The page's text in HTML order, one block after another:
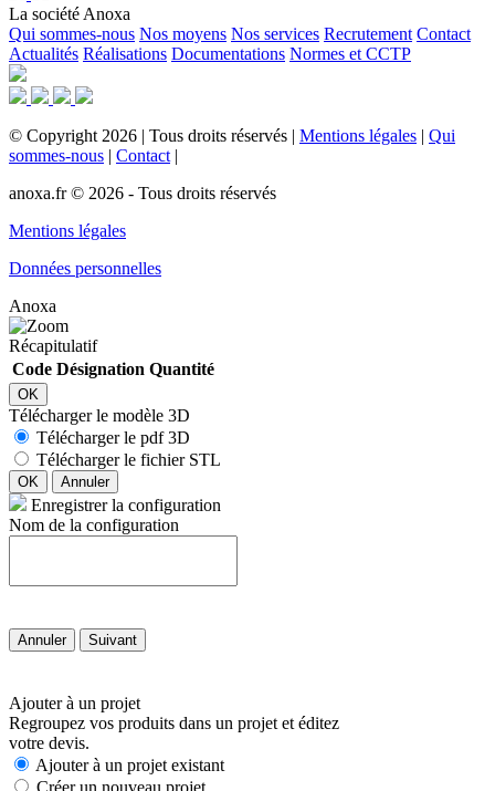
La société Anoxa
Qui sommes-nous Nos moyens Nos services Recrutement Contact
Actualités Réalisations Documentations Normes et CCTP
© Copyright 2026 | Tous droits réservés | Mentions légales | Qui
sommes-nous | Contact |
anoxa.fr © 2026 - Tous droits réservés
Mentions légales
Données personnelles
Anoxa
Récapitulatif
Code Désignation Quantité
OK
Télécharger le modèle 3D
Télécharger le pdf 3D
Télécharger le fichier STL
OK Annuler
Enregistrer la configuration
Nom de la configuration
Annuler Suivant
Ajouter à un projet
Regroupez vos produits dans un projet et éditez
votre devis.
Ajouter à un projet existant
Créer un nouveau projet